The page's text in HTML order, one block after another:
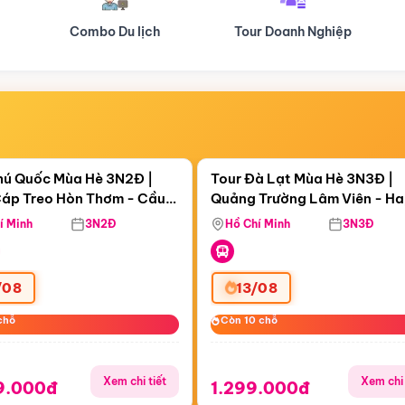
Tour Doanh Nghiệp Du lịch Hành Hương
06:53:30
Treo Hòn Thơm
Quốc Mùa Hè 3N2Đ |
Treo Hòn Thơm - Cầu
Viên Nước Aquatopia
Minh 3N2Đ
Xem chi tiết
Còn06 ngày 06:53:30
Tour Đà Lạt Mùa Hè 3N3Đ |
Quảng Trường Lâm Viên -
Hill - Puppy Farm
Hồ Chí Minh 3N3Đ
13/08
Còn 10 chỗ
Còn 10 chỗ
1.299.000đ Xem